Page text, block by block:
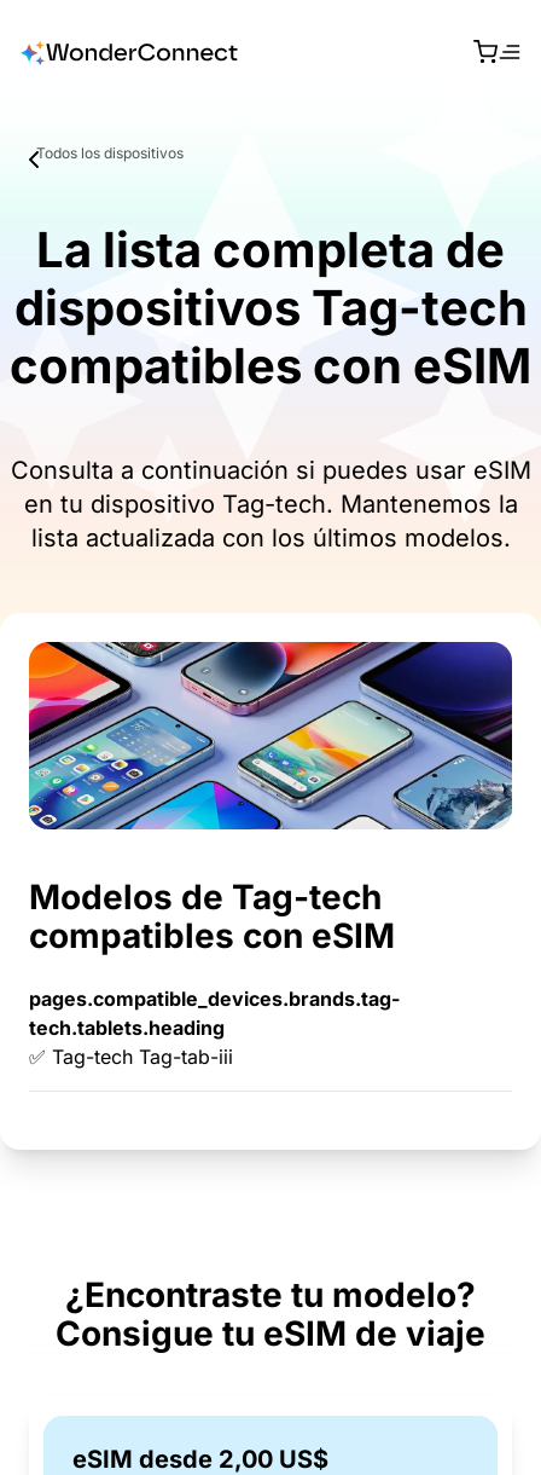
Todos los dispositivos
La lista completa de
dispositivos Tag-tech
compatibles con eSIM
Consulta a continuación si puedes usar eSIM
en tu dispositivo Tag-tech. Mantenemos la
lista actualizada con los últimos modelos.
Modelos de Tag-tech
compatibles con eSIM
pages.compatible_devices.brands.tag-
tech.tablets.heading
✅ Tag-tech Tag-tab-iii
¿Encontraste tu modelo?
Consigue tu eSIM de viaje
eSIM desde 2,00 US$